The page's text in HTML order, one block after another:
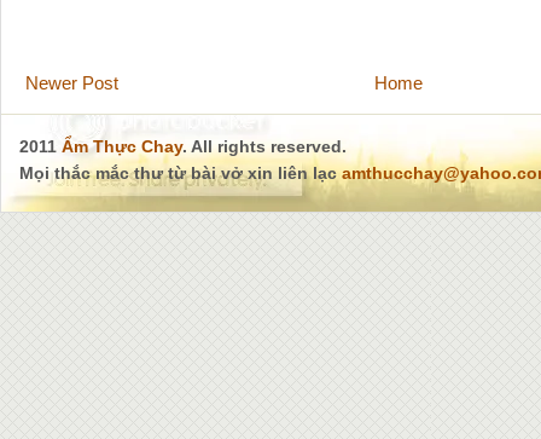
Newer Post Home
2011 Ẩm Thực Chay. All rights reserved.
Mọi thắc mắc thư từ bài vở xin liên lạc